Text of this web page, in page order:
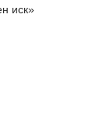
иск»